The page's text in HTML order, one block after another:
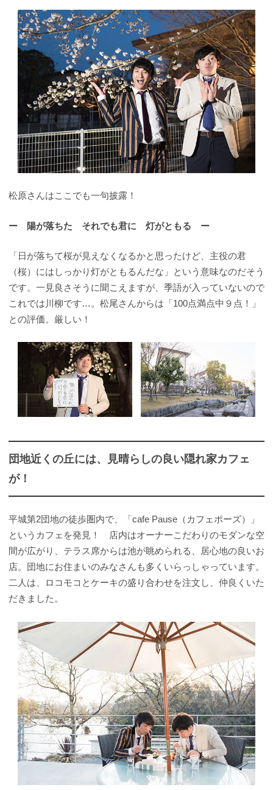
松原さんはここでも一句披露！
ー 陽が落ちた それでも君に 灯がともる ー
「日が落ちて桜が見えなくなるかと思ったけど、主役の君
（桜）にはしっかり灯がともるんだな」という意味なのだそう
です。一見良さそうに聞こえますが、季語が入っていないので
これでは川柳です…。松尾さんからは「100点満点中９点！」
との評価。厳しい！
団地近くの丘には、見晴らしの良い隠れ家カフェ
が！
平城第2団地の徒歩圏内で、「cafe Pause（カフェポーズ）」
というカフェを発見！ 店内はオーナーこだわりのモダンな空
間が広がり、テラス席からは池が眺められる、居心地の良いお
店。団地にお住まいのみなさんも多くいらっしゃっています。
二人は、ロコモコとケーキの盛り合わせを注文し、仲良くいた
だきました。